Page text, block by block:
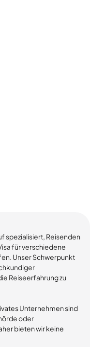
spezialisiert, Reisenden
für verschiedene
Unser Schwerpunkt
Reiseerfahrung zu
Unternehmen sind
oder
bieten wir keine